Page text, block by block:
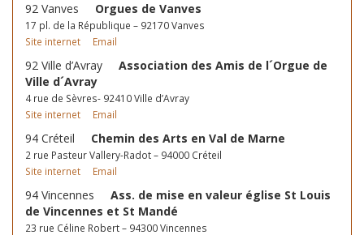
92 Vanves Orgues de Vanves
17 pl. de la République – 92170 Vanves
Site internet
Email
92 Ville d’Avray Association des Amis de l´Orgue de
Ville d´Avray
4 rue de Sèvres- 92410 Ville d’Avray
Site internet
Email
94 Créteil Chemin des Arts en Val de Marne
2 rue Pasteur Vallery-Radot – 94000 Créteil
Site internet
Email
94 Vincennes Ass. de mise en valeur église St Louis
de Vincennes et St Mandé
23 rue Céline Robert – 94300 Vincennes